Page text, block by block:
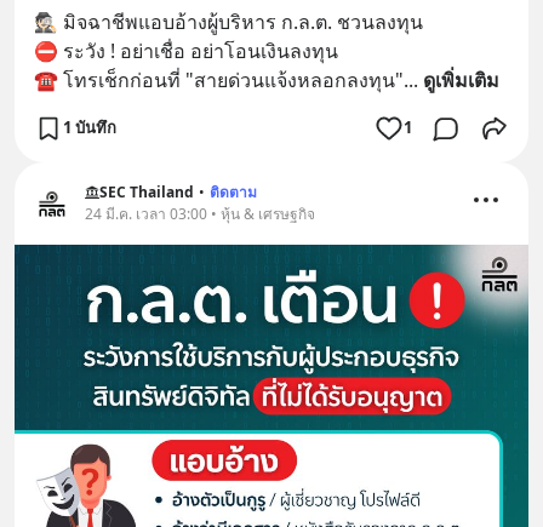
🕵🏻 มิจฉาชีพแอบอ้างผู้บริหาร ก.ล.ต. ชวนลงทุน
⛔ ระวัง ! อย่าเชื่อ อย่าโอนเงินลงทุน
☎️ โทรเช็กก่อนที่ "สายด่วนแจ้งหลอกลงทุน"... ดูเพิ่มเติม
1 บันทึก 1
SEC Thailand • ติดตาม
24 มี.ค. เวลา 03:00 • หุ้น & เศรษฐกิจ